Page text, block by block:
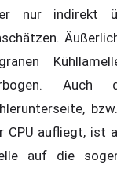
nur indirekt
Auch
CPU aufliegt, ist
auf die